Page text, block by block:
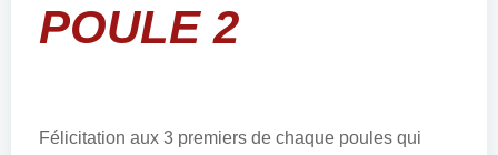
POULE 2
Félicitation aux 3 premiers de chaque poules qui